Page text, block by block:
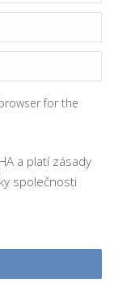
for the
a platí zásady
společnosti